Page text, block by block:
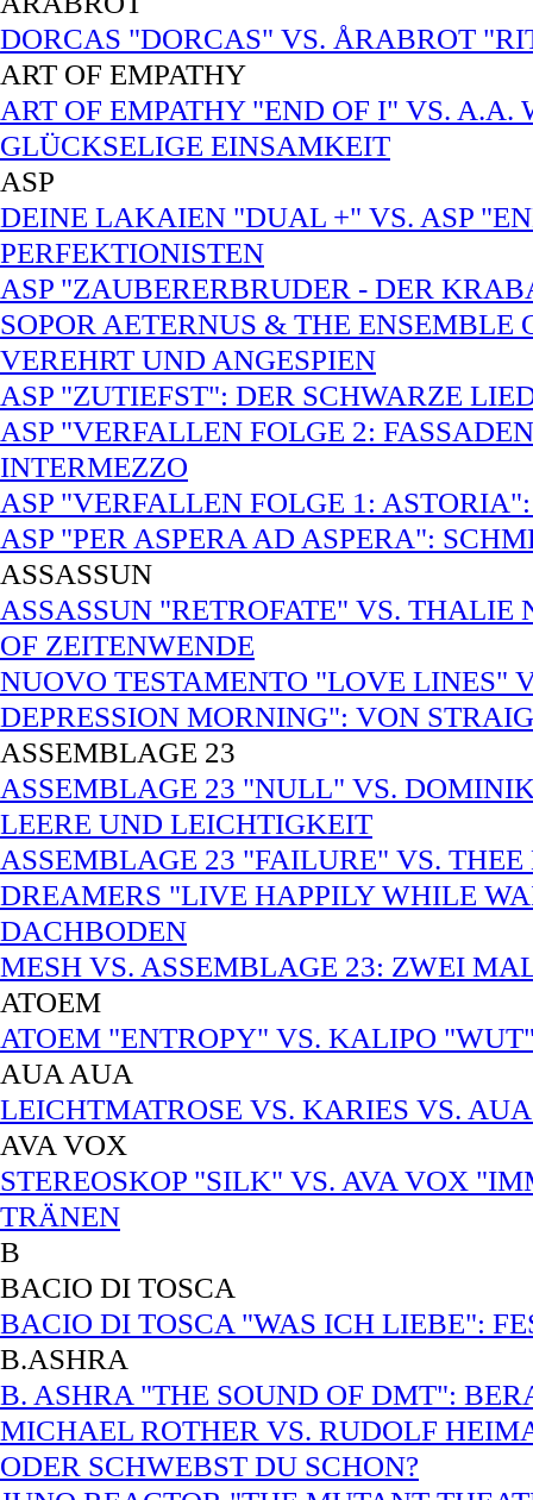
DORCAS "DORCAS" VS. ÅRABROT
ART OF EMPATHY
ART OF EMPATHY "END OF I" VS.
GLÜCKSELIGE EINSAMKEIT
ASP
DEINE LAKAIEN "DUAL +" VS. ASP
PERFEKTIONISTEN
ASP "ZAUBERERBRUDER - DER
SOPOR AETERNUS & THE
VEREHRT UND ANGESPIEN
ASP "ZUTIEFST": DER SCHWARZE
ASP "VERFALLEN FOLGE 2:
INTERMEZZO
ASP "VERFALLEN FOLGE 1:
ASP "PER ASPERA AD ASPERA":
ASSASSUN
ASSASSUN "RETROFATE" VS. THALIE
OF ZEITENWENDE
NUOVO TESTAMENTO "LOVE LINES"
DEPRESSION MORNING": VON
ASSEMBLAGE 23
ASSEMBLAGE 23 "NULL" VS.
LEERE UND LEICHTIGKEIT
ASSEMBLAGE 23 "FAILURE" VS.
DREAMERS "LIVE HAPPILY WHILE
DACHBODEN
MESH VS. ASSEMBLAGE 23: ZWEI
ATOEM
ATOEM "ENTROPY" VS. KALIPO
AUA AUA
LEICHTMATROSE VS. KARIES VS.
AVA VOX
STEREOSKOP "SILK" VS. AVA VOX
TRÄNEN
B
BACIO DI TOSCA
BACIO DI TOSCA "WAS ICH LIEBE":
B.ASHRA
B. ASHRA "THE SOUND OF DMT":
MICHAEL ROTHER VS. RUDOLF
ODER SCHWEBST DU SCHON?